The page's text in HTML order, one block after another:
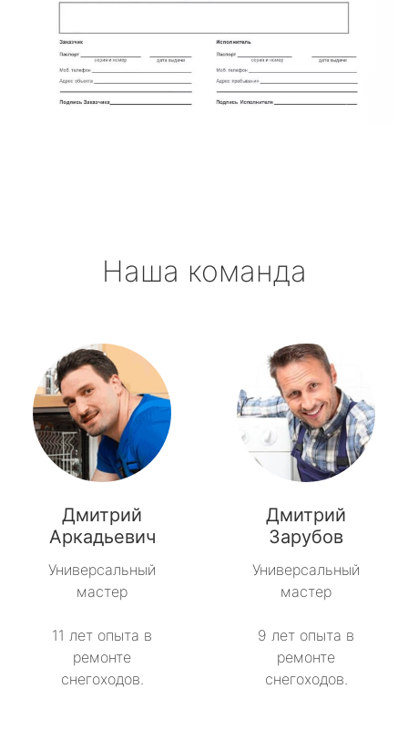
Наша команда
Дмитрий
Аркадьевич
Универсальный
мастер
11 лет опыта в
ремонте
снегоходов.
Дмитрий
Зарубов
Универсальный
мастер
9 лет опыта в
ремонте
снегоходов.